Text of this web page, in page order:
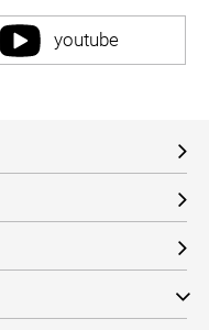
youtube